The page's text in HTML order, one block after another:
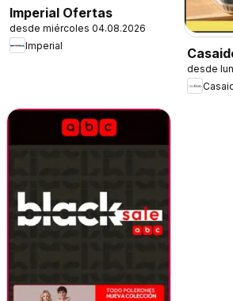
Imperial Ofertas
desde miércoles 04.08.2026
Imperial
desde